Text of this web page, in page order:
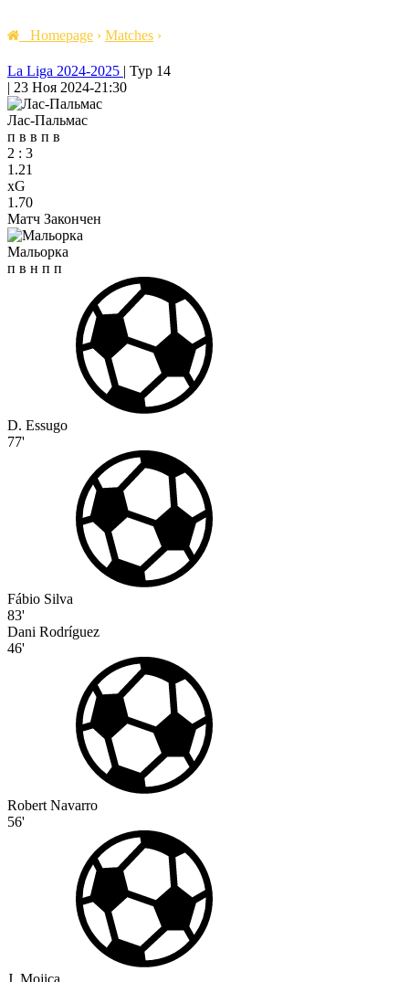
Homepage › Matches ›
La Liga 2024-2025 | Тур 14
| 23 Ноя 2024-21:30
Лас-Пальмас
п в в п в
2 : 3
1.21
xG
1.70
Матч Закончен
Мальорка
п в н п п
D. Essugo
77'
Fábio Silva
83'
Dani Rodríguez
46'
Robert Navarro
56'